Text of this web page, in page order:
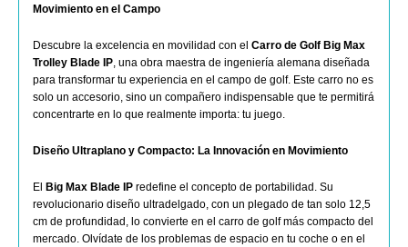
Movimiento en el Campo
Descubre la excelencia en movilidad con el Carro de Golf Big Max
Trolley Blade IP, una obra maestra de ingeniería alemana diseñada
para transformar tu experiencia en el campo de golf. Este carro no es
solo un accesorio, sino un compañero indispensable que te permitirá
concentrarte en lo que realmente importa: tu juego.
Diseño Ultraplano y Compacto: La Innovación en Movimiento
El Big Max Blade IP redefine el concepto de portabilidad. Su
revolucionario diseño ultradelgado, con un plegado de tan solo 12,5
cm de profundidad, lo convierte en el carro de golf más compacto del
mercado. Olvídate de los problemas de espacio en tu coche o en el